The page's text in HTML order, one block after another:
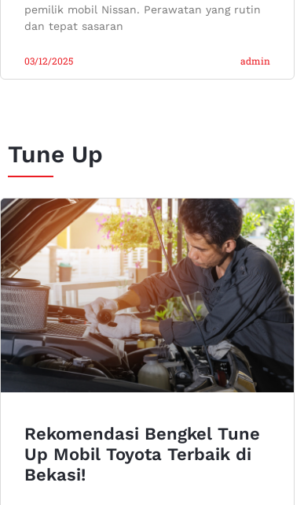
pemilik mobil Nissan. Perawatan yang rutin
dan tepat sasaran
admin
03/12/2025
Tune Up
Rekomendasi Bengkel Tune
Up Mobil Toyota Terbaik di
Bekasi!